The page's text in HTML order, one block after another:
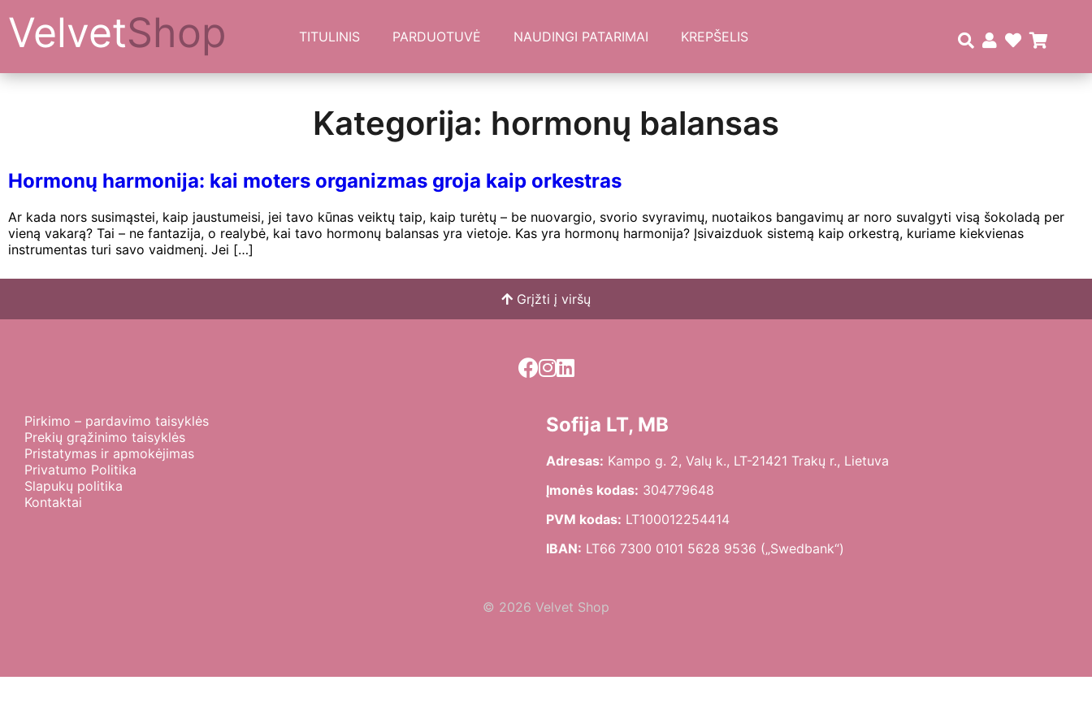
VelvetShop TITULINIS PARDUOTUVĖ NAUDINGI PATARIMAI KREPŠELIS
Kategorija: hormonų balansas
Hormonų harmonija: kai moters organizmas groja kaip orkestras
Ar kada nors susimąstei, kaip jaustumeisi, jei tavo kūnas veiktų taip, kaip turėtų – be nuovargio, svorio svyravimų, nuotaikos bangavimų ar noro suvalgyti visą šokoladą per
vieną vakarą? Tai – ne fantazija, o realybė, kai tavo hormonų balansas yra vietoje. Kas yra hormonų harmonija? Įsivaizduok sistemą kaip orkestrą, kuriame kiekvienas
instrumentas turi savo vaidmenį. Jei […]
Grįžti į viršų
Pirkimo – pardavimo taisyklės
Prekių grąžinimo taisyklės
Pristatymas ir apmokėjimas
Privatumo Politika
Slapukų politika
Kontaktai
Sofija LT, MB
Adresas: Kampo g. 2, Valų k., LT-21421 Trakų r., Lietuva
Įmonės kodas: 304779648
PVM kodas: LT100012254414
IBAN: LT66 7300 0101 5628 9536 („Swedbank“)
© 2026 Velvet Shop